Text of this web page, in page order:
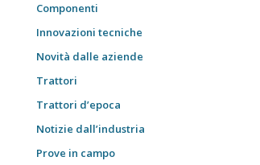
Componenti
Innovazioni tecniche
Novità dalle aziende
Trattori
Trattori d’epoca
Notizie dall’industria
Prove in campo